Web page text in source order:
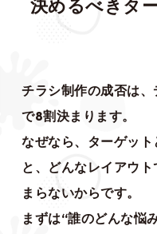
決めるべきタ
チラシ制作の成否は
で8割決まります。
なぜなら、ターゲッ
と、どんなレイアウ
まらないからです。
まずは“誰のどんな悩